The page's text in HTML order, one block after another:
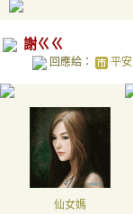
謝ㄍㄍ
回應給： 平
仙女媽